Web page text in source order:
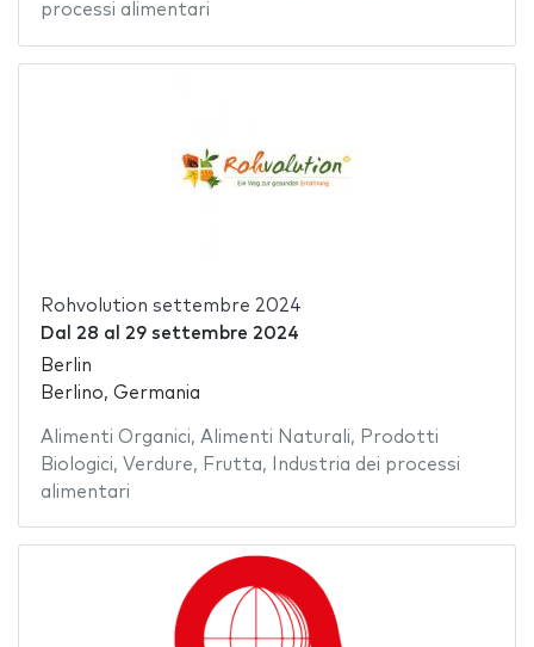
processi alimentari
Rohvolution settembre 2024
Dal 28 al 29 settembre 2024
Berlin
Berlino, Germania
Alimenti Organici, Alimenti Naturali, Prodotti
Biologici, Verdure, Frutta,
Industria dei processi
alimentari